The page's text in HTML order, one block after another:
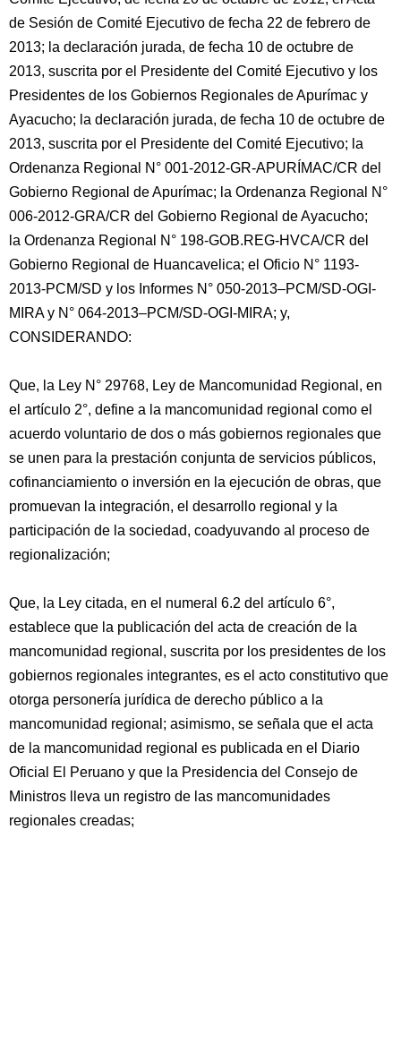
de Sesión de Comité Ejecutivo de fecha 22 de febrero de
2013; la declaración jurada, de fecha 10 de octubre de
2013, suscrita por el Presidente del Comité Ejecutivo y los
Presidentes de los Gobiernos Regionales de Apurímac y
Ayacucho; la declaración jurada, de fecha 10 de octubre de
2013, suscrita por el Presidente del Comité Ejecutivo; la
Ordenanza Regional N° 001-2012-GR-APURÍMAC/CR del
Gobierno Regional de Apurímac; la Ordenanza Regional N°
006-2012-GRA/CR del Gobierno Regional de Ayacucho;
la Ordenanza Regional N° 198-GOB.REG-HVCA/CR del
Gobierno Regional de Huancavelica; el Oficio N° 1193-
2013-PCM/SD y los Informes N° 050-2013–PCM/SD-OGI-
MIRA y N° 064-2013–PCM/SD-OGI-MIRA; y,
CONSIDERANDO:
Que, la Ley N° 29768, Ley de Mancomunidad Regional, en
el artículo 2°, define a la mancomunidad regional como el
acuerdo voluntario de dos o más gobiernos regionales que
se unen para la prestación conjunta de servicios públicos,
cofinanciamiento o inversión en la ejecución de obras, que
promuevan la integración, el desarrollo regional y la
participación de la sociedad, coadyuvando al proceso de
regionalización;
Que, la Ley citada, en el numeral 6.2 del artículo 6°,
establece que la publicación del acta de creación de la
mancomunidad regional, suscrita por los presidentes de los
gobiernos regionales integrantes, es el acto constitutivo que
otorga personería jurídica de derecho público a la
mancomunidad regional; asimismo, se señala que el acta
de la mancomunidad regional es publicada en el Diario
Oficial El Peruano y que la Presidencia del Consejo de
Ministros lleva un registro de las mancomunidades
regionales creadas;